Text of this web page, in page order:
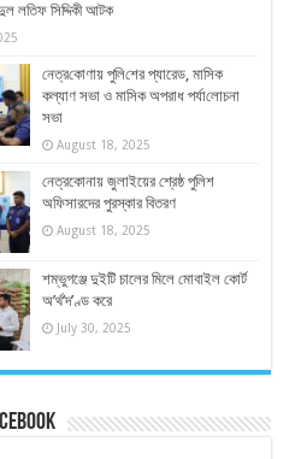
লতিফ সিদ্দিকী আটক
নেত্র‌কোণায় পু‌লি‌শের প্যারেড, মাসিক
কল্যাণ সভা ও মাসিক অপরাধ পর্যা‌লোচনা
সভা
August 18, 2025
নেত্রকোনায় জুলাইয়ের শ্রেষ্ঠ পুলিশ
অফিসারদের পুরস্কার বিতরণ
August 18, 2025
শম্ভুগঞ্জে দুইটি চালের মিলে মোবাইল কোর্ট
অ’র্থ’দ’ণ্ড করে
July 30, 2025